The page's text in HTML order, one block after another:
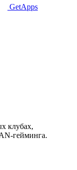
GetApps
клубах,
гейминга.